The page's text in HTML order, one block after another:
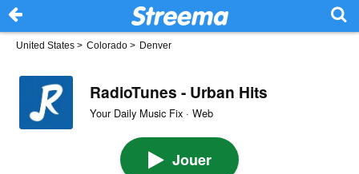
United States > Colorado > Denver
RadioTunes - Urban Hits
Your Daily Music Fix · Web
Jouer